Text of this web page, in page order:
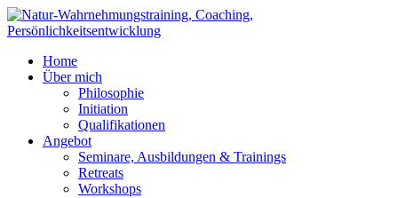
Home
Über mich
Philosophie
Initiation
Qualifikationen
Angebot
Seminare, Ausbildungen & Trainings
Retreats
Workshops